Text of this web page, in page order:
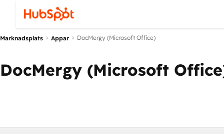
Marknadsplats Appar DocMergy (Microsoft Office)
DocMergy (Microsoft